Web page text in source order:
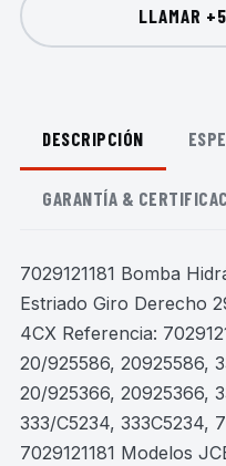
LLAMAR
DESCRIPCIÓN
GARANTÍA &
7029121181 Bomba
Estriado Giro Derecho
4CX Referencia:
20/925586, 20925586,
20/925366, 20925366,
333/C5234, 333C5234,
7029121181 Modelos